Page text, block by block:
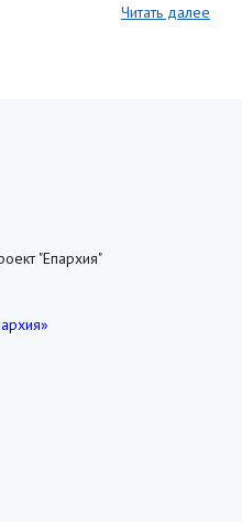
Читать далее
"Епархия"